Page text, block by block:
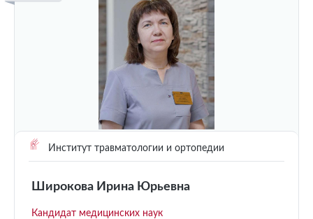
Институт травматологии и ортопедии
Широкова Ирина Юрьевна
Кандидат медицинских наук